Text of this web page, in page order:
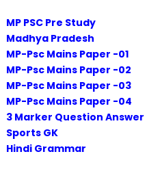
MP PSC Pre Study
Madhya Pradesh
MP-Psc Mains Paper -01
MP-Psc Mains Paper -02
MP-Psc Mains Paper -03
MP-Psc Mains Paper -04
3 Marker Question Answer
Sports GK
Hindi Grammar